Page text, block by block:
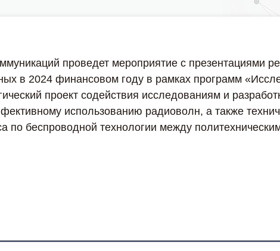
проведет мероприятие с презентациями
в 2024 финансовом году в рамках программ
проект содействия исследованиям и
использованию радиоволн, а также
по беспроводной технологии между